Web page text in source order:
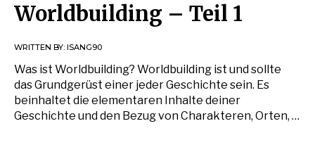
Worldbuilding – Teil 1
WRITTEN BY: ISANG90
Was ist Worldbuilding? Worldbuilding ist und sollte
das Grundgerüst einer jeder Geschichte sein. Es
beinhaltet die elementaren Inhalte deiner
Geschichte und den Bezug von Charakteren, Orten, …